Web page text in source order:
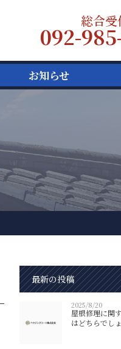
総合受
092-
お知らせ
最新の投稿
2025/8/20
屋根修理に関
はどちらでし